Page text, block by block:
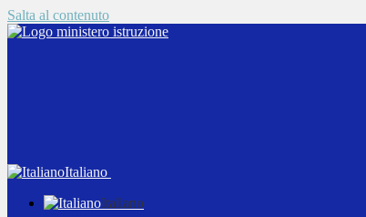
Salta al contenuto
Italiano
Italiano